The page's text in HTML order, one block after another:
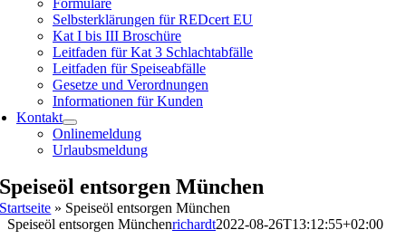
Formulare
Selbsterklärungen für REDcert EU
Kat I bis III Broschüre
Leitfaden für Kat 3 Schlachtabfälle
Leitfaden für Speiseabfälle
Gesetze und Verordnungen
Informationen für Kunden
Kontakt
Onlinemeldung
Urlaubsmeldung
Speiseöl entsorgen München
Startseite » Speiseöl entsorgen München
Speiseöl entsorgen Münchenrichardt2022-08-26T13:12:55+02:00